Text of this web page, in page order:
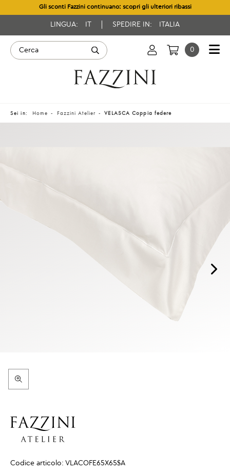
Gli sconti Fazzini continuano: scopri gli ulteriori ribassi
LINGUA: SPEDIRE IN: ITALIA
0
Sei in: Home Fazzini Atelier VELASCA Coppia federe
Codice articolo: VLACOFE65X65$A